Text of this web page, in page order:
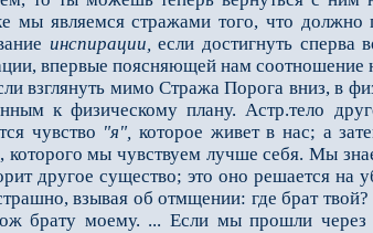
мы являемся стражами того, что должно
инспирации, если достигнуть сперва
впервые поясняющей нам соотношение
взглянуть мимо Стража Порога вниз, в
к физическому плану. Астр.тело
чувство "я", которое живет в нас; а
которого мы чувствуем лучше себя. Мы
другое существо; это оно решается
взывая об отмщении: где брат
брату моему. ... Если мы прошли через